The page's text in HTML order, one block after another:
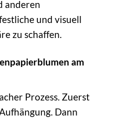
anderen
und visuell
zu schaffen.
am
Prozess. Zuerst
Dann